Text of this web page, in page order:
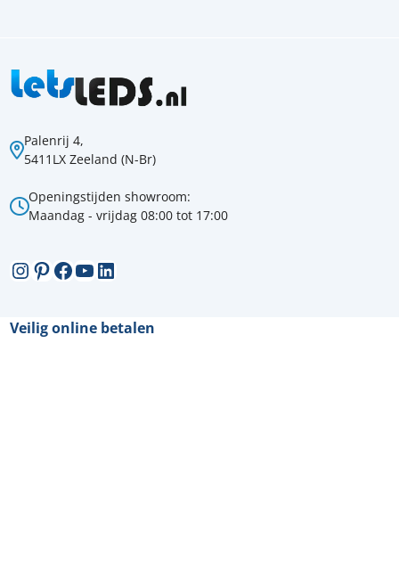
Palenrij 4,
5411LX Zeeland (N-Br)
Openingstijden showroom:
Maandag - vrijdag 08:00 tot 17:00
Instagram
Pinterest
Facebook
YouTube
LinkedIn
Veilig online betalen